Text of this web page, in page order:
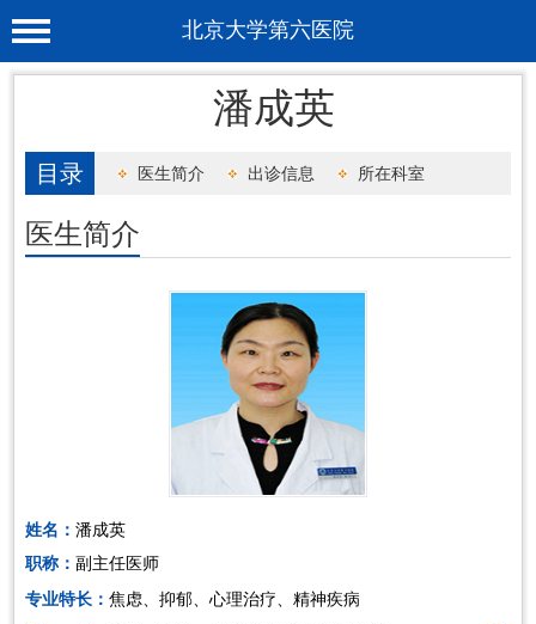
北京大学第六医院
首 页
工作动态
就诊服务
科学研究
教育培训
健康科普
潘成英
目录 医生简介 出诊信息 所在科室
医生简介
姓名：潘成英
职称：副主任医师
专业特长：焦虑、抑郁、心理治疗、精神疾病